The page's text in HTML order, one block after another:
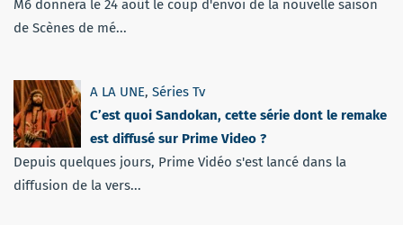
M6 donnera le 24 août le coup d'envoi de la nouvelle saison
de Scènes de mé...
A LA UNE, Séries Tv
C’est quoi Sandokan, cette série dont le remake
est diffusé sur Prime Video ?
Depuis quelques jours, Prime Vidéo s'est lancé dans la
diffusion de la vers...